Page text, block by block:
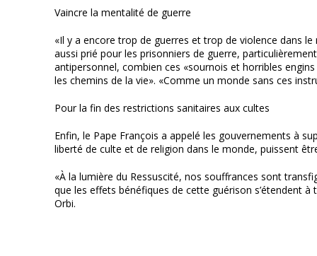
Vaincre la mentalité de guerre
«Il y a encore trop de guerres et trop de violence dans
aussi prié pour les prisonniers de guerre,
antipersonnel, combien ces «sournois et horribles
les chemins de la vie». «Comme un monde sans ces
Pour la fin des restrictions sanitaires aux cultes
Enfin, le Pape François a appelé les gouvernements à
liberté de culte et de religion dans le monde, puissent
«À la lumière du Ressuscité, nos souffrances sont
que les effets bénéfiques de cette guérison s’étendent
Orbi.